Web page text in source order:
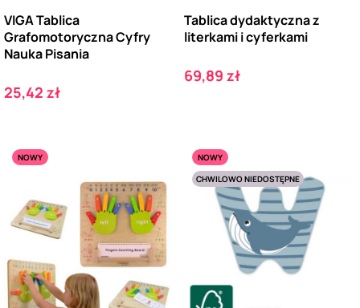
VIGA Tablica
Grafomotoryczna Cyfry
Nauka Pisania
Cena
25,42 zł
Tablica dydaktyczna z
literkami i cyferkami
Cena
69,89 zł
NOWY
NOWY
CHWILOWO NIEDOSTĘPNE